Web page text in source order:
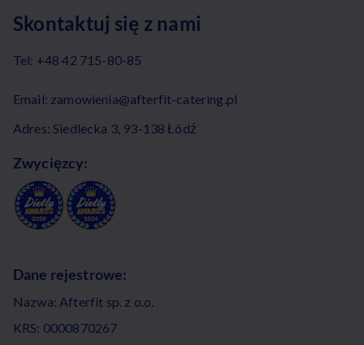
Skontaktuj się z nami
Tel: +48 42 715-80-85
Email: zamowienia@afterfit-catering.pl
Adres: Siedlecka 3, 93-138 Łódź
Zwycięzcy:
Dane rejestrowe:
Nazwa: Afterfit sp. z o.o.
KRS: 0000870267